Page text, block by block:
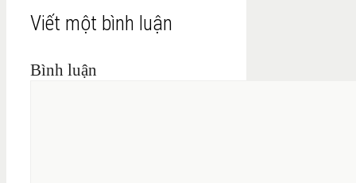
Viết một bình luận
Bình luận